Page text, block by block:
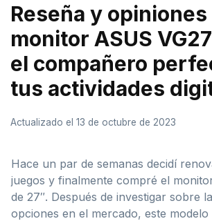
Reseña y opiniones
monitor ASUS
el compañero
tus actividades
Actualizado el 13 de octubre de 2023
Hace un par de semanas decidí
juegos y finalmente compré el
de 27″. Después de investigar sobre
opciones en el mercado, este